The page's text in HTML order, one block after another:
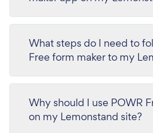
What steps do I need to
Free form maker to my
Why should I use POWR
on my Lemonstand site?